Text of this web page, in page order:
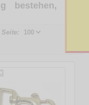
bestehen, sind